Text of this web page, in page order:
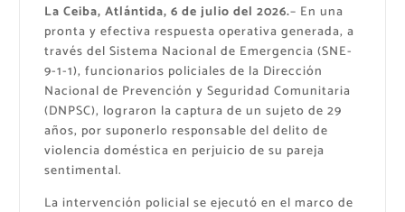
La Ceiba, Atlántida, 6 de julio del 2026.– En una
pronta y efectiva respuesta operativa generada, a
través del Sistema Nacional de Emergencia (SNE-
9-1-1), funcionarios policiales de la Dirección
Nacional de Prevención y Seguridad Comunitaria
(DNPSC), lograron la captura de un sujeto de 29
años, por suponerlo responsable del delito de
violencia doméstica en perjuicio de su pareja
sentimental.
La intervención policial se ejecutó en el marco de